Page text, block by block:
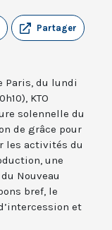
Partager
Paris, du lundi
KTO
solennelle du
de grâce pour
les activités du
une
Nouveau
bref, le
et